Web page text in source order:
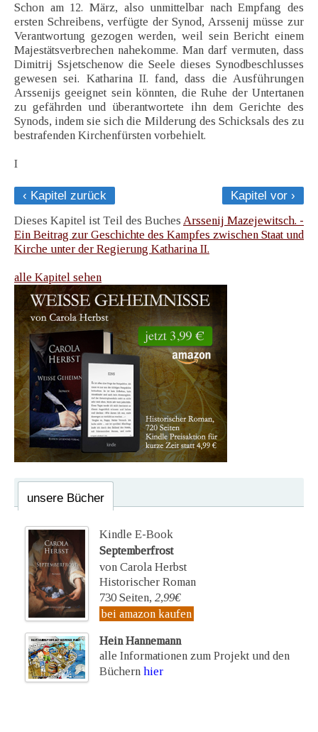
Schon am 12. März, also unmittelbar nach Empfang des
ersten Schreibens, verfügte der Synod, Arssenij müsse zur
Verantwortung gezogen werden, weil sein Bericht einem
Majestätsverbrechen nahekomme. Man darf vermuten, dass
Dimitrij Ssjetschenow die Seele dieses Synodbeschlusses
gewesen sei. Katharina II. fand, dass die Ausführungen
Arssenijs geeignet sein könnten, die Ruhe der Untertanen
zu gefährden und überantwortete ihn dem Gerichte des
Synods, indem sie sich die Milderung des Schicksals des zu
bestrafenden Kirchenfürsten vorbehielt.
I
‹ Kapitel zurück
Kapitel vor ›
Dieses Kapitel ist Teil des Buches Arssenij Mazejewitsch. -
Ein Beitrag zur Geschichte des Kampfes zwischen Staat und
Kirche unter der Regierung Katharina II.
alle Kapitel sehen
unsere Bücher
Kindle E-Book
Septemberfrost
von Carola Herbst
Historischer Roman
730 Seiten, 2,99€
bei amazon kaufen
Hein Hannemann
alle Informationen zum Projekt und den
Büchern hier